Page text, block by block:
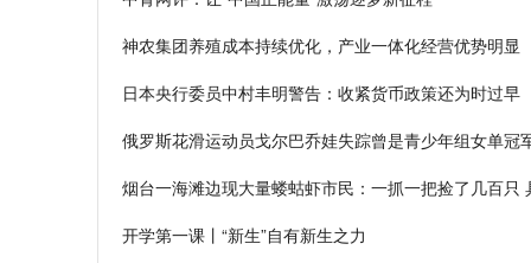
神农集团养殖成本持续优化，产业一体化经营优势明显
日本央行委员中村丰明警告：收紧货币政策还为时过早
俄罗斯花滑运动员戈尔巴乔娃失踪曾是青少年组女单冠
烟台一海滩边现大量蝼蛄虾市民：一抓一把捡了几百只
开学第一课丨“新生”自有新生之力